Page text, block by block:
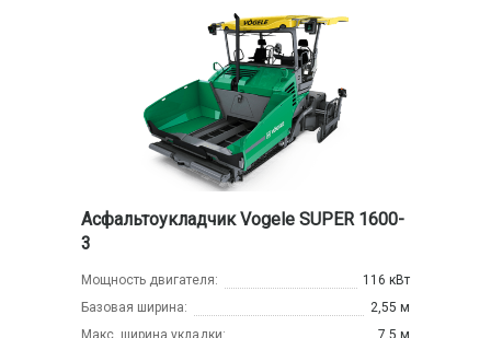
Асфальтоукладчик Vogele SUPER 1600-
3
Мощность двигателя:
116 кВт
Базовая ширина:
2,55 м
Макс. ширина укладки:
7,5 м